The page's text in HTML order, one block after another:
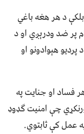
د هر هغه باغي
پر ضد ودرېږي او د
هېوادونو او
فساد او جنایت په
چې امنیت ګډوډ
عمل کې ثابتوي.